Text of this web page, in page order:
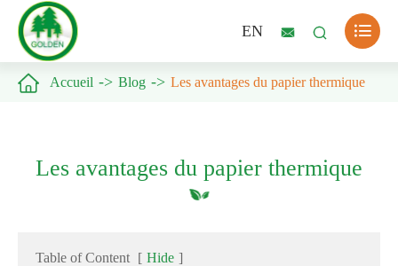
EN   
 Accueil Blog Les avantages du papier thermique
Les avantages du papier thermique
Table of Content [ Hide ]